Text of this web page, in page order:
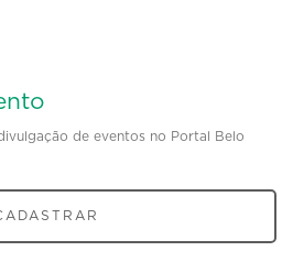
de eventos no Portal Belo